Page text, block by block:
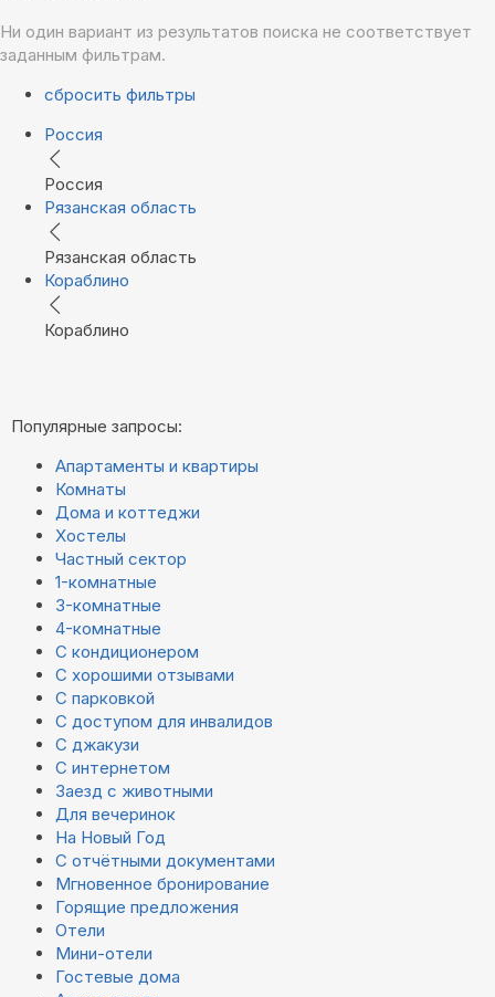
Ни один вариант из результатов поиска не соответствует
заданным фильтрам.
сбросить фильтры
Россия
Россия
Рязанская область
Рязанская область
Кораблино
Кораблино
Популярные запросы:
Апартаменты и квартиры
Комнаты
Дома и коттеджи
Хостелы
Частный сектор
1-комнатные
3-комнатные
4-комнатные
С кондиционером
С хорошими отзывами
С парковкой
С доступом для инвалидов
С джакузи
С интернетом
Заезд с животными
Для вечеринок
На Новый Год
С отчётными документами
Мгновенное бронирование
Горящие предложения
Отели
Мини-отели
Гостевые дома